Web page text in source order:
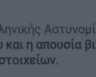
η απουσία